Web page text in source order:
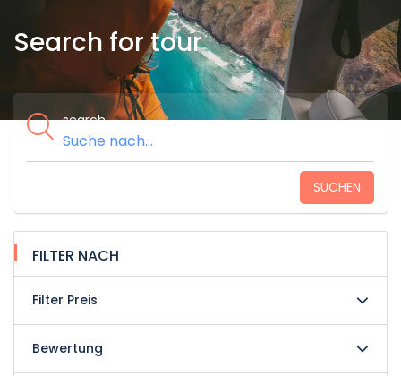
Search for tour
search
SUCHEN
FILTER NACH
Filter Preis
Bewertung